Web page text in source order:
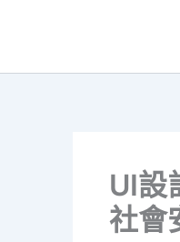
UI設
社會